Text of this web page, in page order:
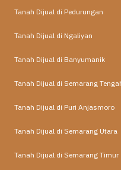
Tanah Dijual di Pedurungan
Tanah Dijual di Ngaliyan
Tanah Dijual di Banyumanik
Tanah Dijual di Semarang
Tanah Dijual di Puri Anjasmoro
Tanah Dijual di Semarang Utara
Tanah Dijual di Semarang Timur